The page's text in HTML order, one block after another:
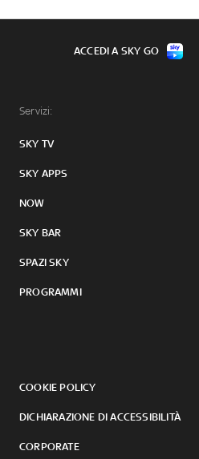
Servizi:
SKY TV
SKY APPS
NOW
SKY BAR
SPAZI SKY
PROGRAMMI
COOKIE POLICY
DICHIARAZIONE DI ACCESSIBILITÀ
CORPORATE
ACCEDI A SKY GO